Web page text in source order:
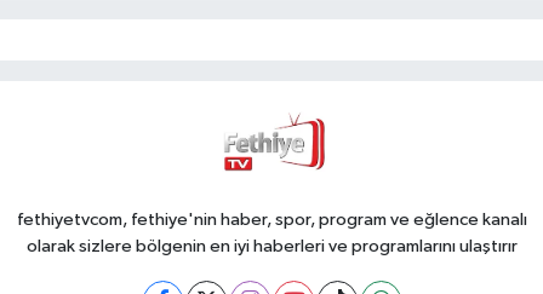
fethiyetvcom, fethiye'nin haber, spor, program ve eğlence kanalı
olarak sizlere bölgenin en iyi haberleri ve programlarını ulaştırır